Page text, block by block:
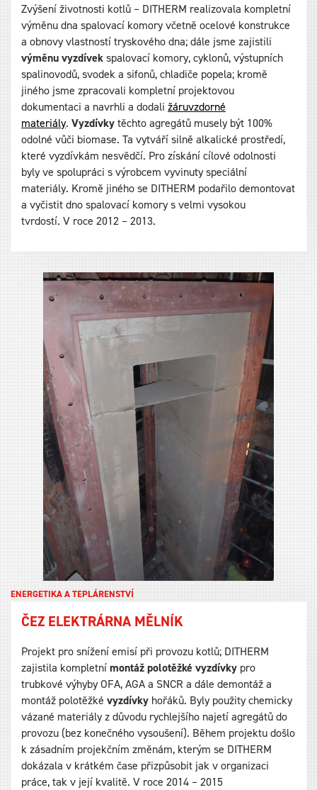
Zvýšení životnosti kotlů – DITHERM realizovala kompletní
výměnu dna spalovací komory včetně ocelové konstrukce
a obnovy vlastností tryskového dna; dále jsme zajistili
výměnu vyzdívekspalovací komory, cyklonů, výstupních
spalinovodů, svodek a sifonů, chladiče popela; kromě
jiného jsme zpracovali kompletní projektovou
dokumentaci a navrhli a dodali žáruvzdorné
materiály. Vyzdívkytěchto agregátů musely být 100%
odolné vůči biomase. Ta vytváří silně alkalické prostředí,
které vyzdívkám nesvědčí. Pro získání cílové odolnosti
byly ve spolupráci s výrobcem vyvinuty speciální
materiály. Kromě jiného se DITHERM podařilo demontovat
a vyčistit dno spalovací komory s velmi vysokou
tvrdostí. V roce 2012 – 2013.
ENERGETIKA A TEPLÁRENSTVÍ
ČEZ ELEKTRÁRNA MĚLNÍK
Projekt pro snížení emisí při provozu kotlů; DITHERM
zajistila kompletnímontáž polotěžké vyzdívky pro
trubkové výhyby OFA, AGA a SNCR a dále demontáž a
montáž polotěžké vyzdívky hořáků. Byly použity chemicky
vázané materiály z důvodu rychlejšího najetí agregátů do
provozu (bez konečného vysoušení). Během projektu došlo
k zásadním projekčním změnám, kterým se DITHERM
dokázala v krátkém čase přizpůsobit jak v organizaci
práce, tak v její kvalitě. V roce 2014 – 2015